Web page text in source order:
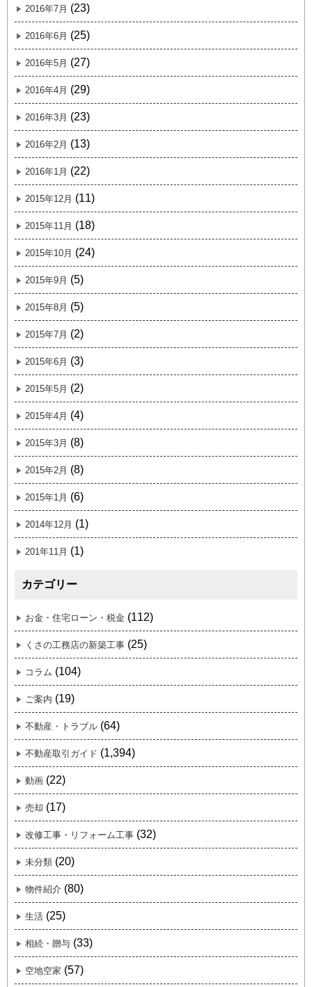
2016年7月 (23)
2016年6月 (25)
2016年5月 (27)
2016年4月 (29)
2016年3月 (23)
2016年2月 (13)
2016年1月 (22)
2015年12月 (11)
2015年11月 (18)
2015年10月 (24)
2015年9月 (5)
2015年8月 (5)
2015年7月 (2)
2015年6月 (3)
2015年5月 (2)
2015年4月 (4)
2015年3月 (8)
2015年2月 (8)
2015年1月 (6)
2014年12月 (1)
201年11月 (1)
カテゴリー
お金・住宅ローン・税金 (112)
くさの工務店の新築工事 (25)
コラム (104)
ご案内 (19)
不動産・トラブル (64)
不動産取引ガイド (1,394)
動画 (22)
売却 (17)
改修工事・リフォーム工事 (32)
未分類 (20)
物件紹介 (80)
生活 (25)
相続・贈与 (33)
空地空家 (57)